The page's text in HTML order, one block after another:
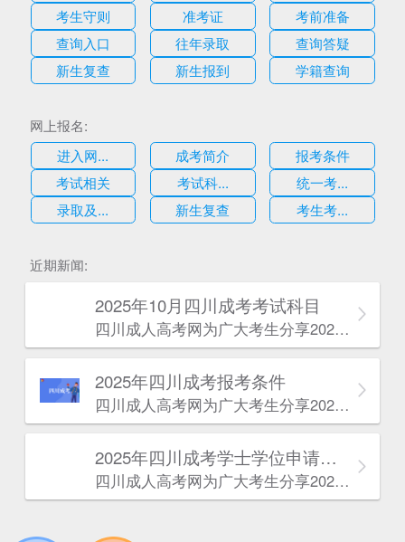
考生守则
准考证
考前准备
查询入口
往年录取
查询答疑
新生复查
新生报到 学籍查询
网上报名:
进入网...
成考简介
报考条件
考试相关
考试科...
统一考...
录取及...
新生复查 考生考...
近期新闻:
2025年10月四川成考考试科目
四川成人高考网​为广大考生分享2025年10月四川成考考试科目。为广大在职人员和社会人士提供学历提升的机会。更多四川成考考试信息，欢迎在线访问四川成人高考网。
2025年‌‌‌‌四川成考报考条件
四川成人高考网​为广大考生分享2025年‌‌‌‌四川成考报考条件。为广大在职人员和社会人士提供学历提升的机会。更多四川成考考试信息，欢迎在线访问四川成人高考网。
2025年‌‌‌‌四川成考学士学位申请条件
四川成人高考网​为广大考生分享2025年‌‌‌‌四川成考学士学位申请条件。为广大在职人员和社会人士提供学历提升的机会。更多四川成考考试信息，欢迎在线访问四川成人高考网。